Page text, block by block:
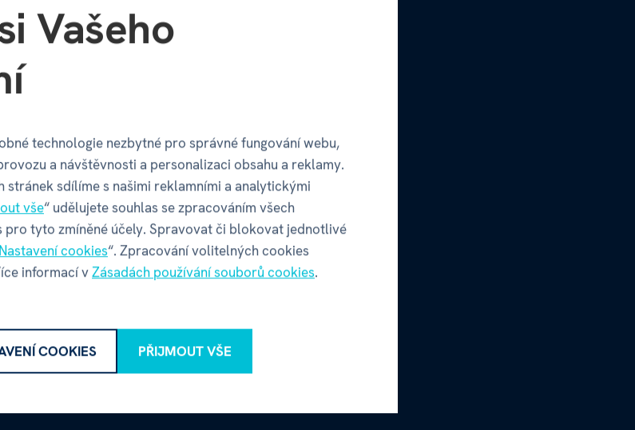
Vašeho
technologie nezbytné pro správné fungování webu,
a návštěvnosti a personalizaci obsahu a reklamy.
stránek sdílíme s našimi reklamními a analytickými
vše“ udělujete souhlas se zpracováním všech
tyto zmíněné účely. Spravovat či blokovat jednotlivé
Nastavení cookies“. Zpracování volitelných cookies
informací vZásadách používání souborů cookies.
COOKIES PŘIJMOUT VŠE